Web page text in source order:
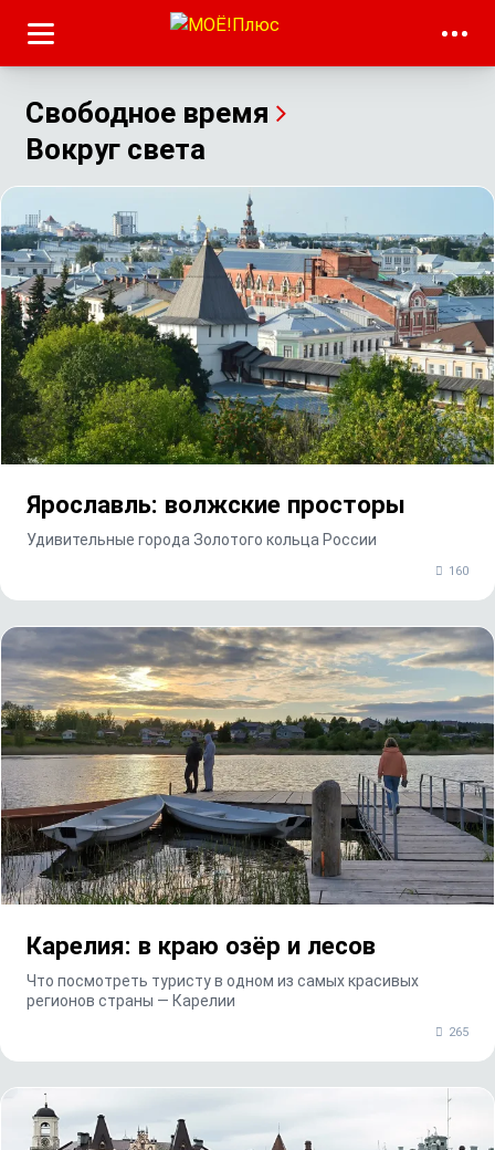
Свободное время
Вокруг света
Ярославль: волжские просторы
Удивительные города Золотого кольца России
160
Карелия: в краю озёр и лесов
Что посмотреть туристу в одном из самых красивых
регионов страны — Карелии
265